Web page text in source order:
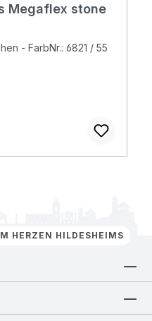
Megaflex stone
- FarbNr.: 6821 / 55
HERZEN HILDESHEIMS